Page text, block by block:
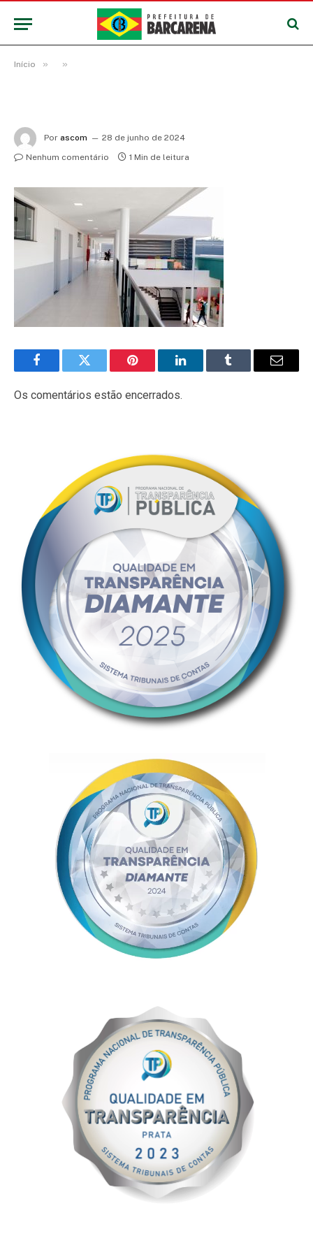
Início » »
Por ascom
28 de junho de 2024
Nenhum comentário
1 Min de leitura
FacebookTwitter Pinterest LinkedInTumblr
E-
Os comentários estão encerrados.